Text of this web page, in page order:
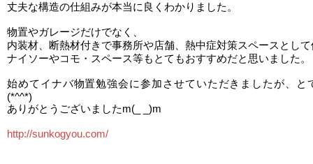
丈夫な構造の仕組みが本当に良くわかりました。
物置やガレージだけでなく、
内装材、断熱材付きで事務所や店舗、熱中症対策スペースとし
ナイソーやコモ・スペース等もとてもおすすめだと思いました。
始めてイナバ物置勉強会に参加させていただきましたが、と
(*^^*)
ありがとうございましたm(_ _)m
http://sunkogyou.com/